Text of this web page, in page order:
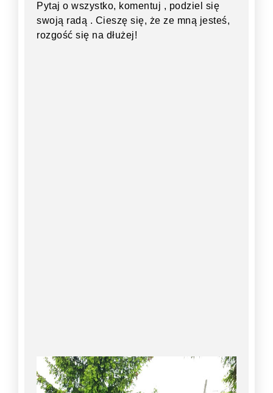
Pytaj o wszystko, komentuj , podziel się
swoją radą . Cieszę się, że ze mną jesteś,
rozgość się na dłużej!